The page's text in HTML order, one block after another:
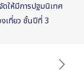
ดให้มีการปฐมนิเทศ
เที่ยว ชั้นปีที่ 3